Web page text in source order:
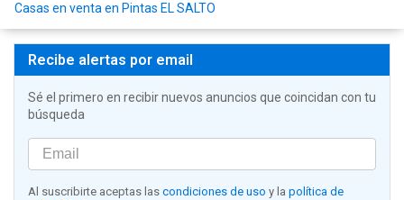
Casas en venta en Pintas EL SALTO
Recibe alertas por email
Sé el primero en recibir nuevos anuncios que coincidan con tu
búsqueda
Al suscribirte aceptas las condiciones de uso y la política de